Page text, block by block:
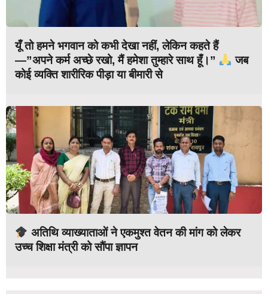
यूँ तो हमने भगवान को कभी देखा नहीं, लेकिन कहते हैं
—”अपने कर्म अच्छे रखो, मैं हमेशा तुम्हारे साथ हूँ।”
जब
कोई व्यक्ति शारीरिक पीड़ा या बीमारी से
अतिथि व्याख्याताओं ने एकमुश्त वेतन की मांग को लेकर
उच्च शिक्षा मंत्री को सौंपा ज्ञापन